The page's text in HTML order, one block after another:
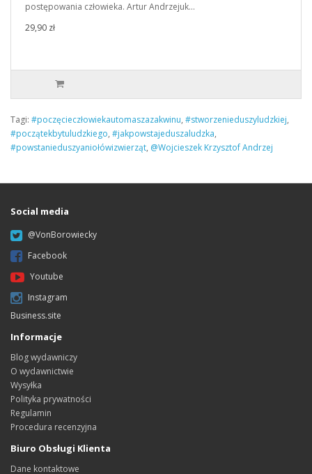
postępowania człowieka. Artur Andrzejuk…
29,90 zł
Tagi: #poczęcieczłowiekautomaszazakwinu, #stworzenieduszyludzkiej,
#początekbytuludzkiego, #jakpowstajeduszaludzka,
#powstanieduszyaniołówizwierząt, @Wojcieszek Krzysztof Andrzej
Social media
@VonBorowiecky
Facebook
Youtube
Instagram
Business.site
Informacje
Blog wydawniczy
O wydawnictwie
Wysyłka
Polityka prywatności
Regulamin
Procedura recenzyjna
Biuro Obsługi Klienta
Dane kontaktowe